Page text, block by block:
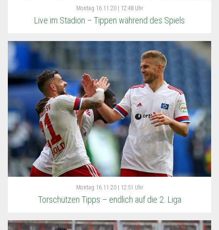
Montag 16.11.20 | 12:48 Uhr
Live im Stadion – Tippen während des Spiels
Montag 16.11.20 | 12:51 Uhr
Torschützen Tipps – endlich auf die 2. Liga